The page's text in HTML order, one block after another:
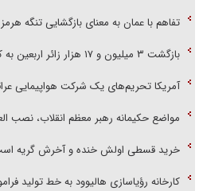
تفاهم با عمان به معنای بازگشایی تنگه
بازگشت ۳ میلیون و ۱۷ هزار زائر اربعین به کشور
آمریکا تحریم‌های یک شرکت هواپیمایی
مواضع حکیمانه رهبر معظم انقلاب، نصب
خرید قسطی اولش خنده و آخرش گریه
کارخانه رؤیاسازی هالیوود به خط تولید